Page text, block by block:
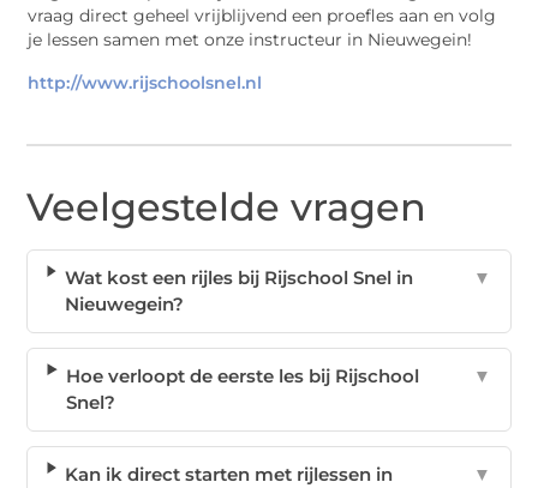
vraag direct geheel vrijblijvend een proefles aan en volg
je lessen samen met onze instructeur in Nieuwegein!
http://www.rijschoolsnel.nl
Veelgestelde vragen
Wat kost een rijles bij Rijschool Snel in
Nieuwegein?
▼
Hoe verloopt de eerste les bij Rijschool
Snel?
▼
Kan ik direct starten met rijlessen in
▼